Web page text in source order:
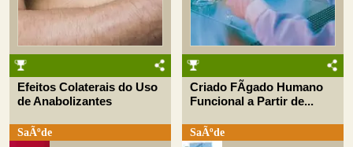
Efeitos Colaterais do Uso
de Anabolizantes
SaÃºde
Criado FÃ­gado Humano
Funcional a Partir de...
SaÃºde